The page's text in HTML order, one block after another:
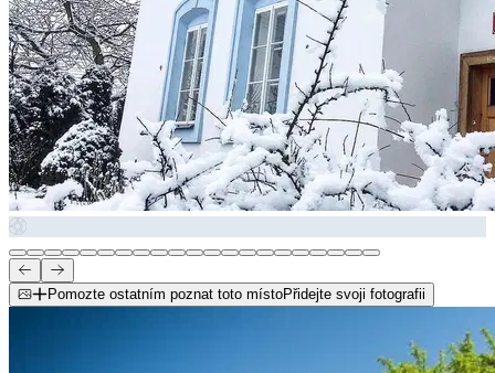
Pomozte ostatním poznat toto místoPřidejte svoji fotografii